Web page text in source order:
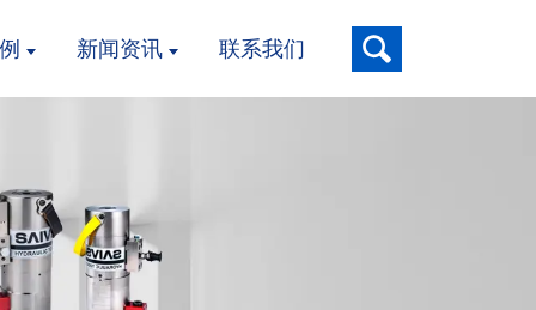
新闻资讯 联系我们